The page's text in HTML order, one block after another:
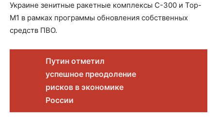
Украине зенитные ракетные комплексы C-300 и Тор-
М1 в рамках программы обновления собственных
средств ПВО.
Путин отметил
успешное преодоление
рисков в экономике
России